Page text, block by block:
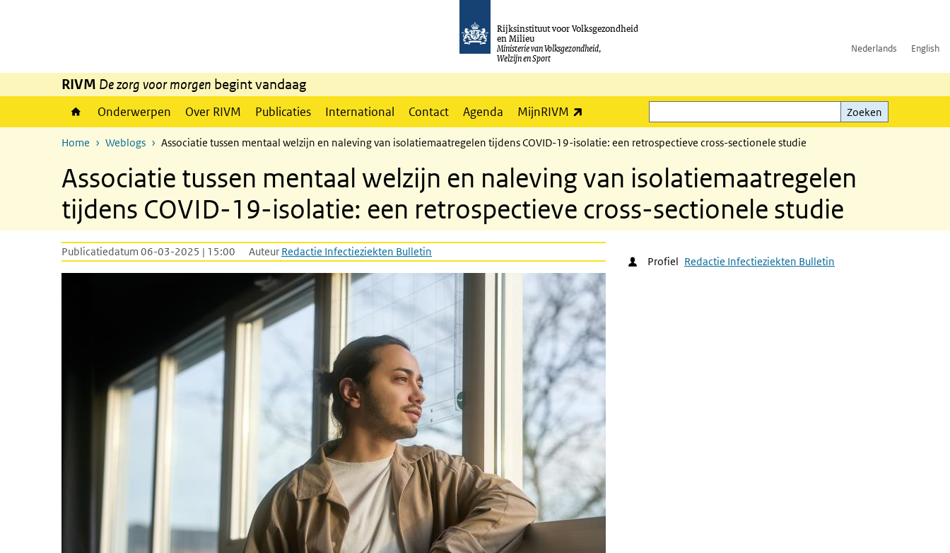
Rijksinstituut voor Volksgezondheid
en Milieu
Ministerie van Volksgezondheid,
Welzijn en Sport
Nederlands English
RIVM De zorg voor morgen begint vandaag
Onderwerpen Over RIVM Publicaties International Contact Agenda MijnRIVM
Zoeken
Zoeken
Home Weblogs Associatie tussen mentaal welzijn en naleving van isolatiemaatregelen tijdens COVID-19-isolatie: een retrospectieve cross-sectionele studie
Associatie tussen mentaal welzijn en naleving van isolatiemaatregelen
tijdens COVID-19-isolatie: een retrospectieve cross-sectionele studie
Publicatiedatum 06-03-2025 | 15:00 Auteur Redactie Infectieziekten Bulletin
Profiel Redactie Infectieziekten Bulletin